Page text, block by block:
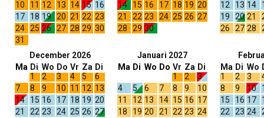
10
11 12 13 14 15 16
17
18 19 20 21 22 23
24 25 26 27 28 29 30
31
14
15 16 17 18 19 20
21
22 23 24 25 26 27
28
29 30
12
13 14
19
20 21
26
27 28
December 2026
Ma Di
1
Wo
2
Do
3
Vr
4
Za
5
Di
6
7
8 9 10 11 12 13
14
15 16 17 18 19 20
21
22 23 24 25 26 27
Januari 2027
Ma Di Wo Do Vr
1
Za
2
Di
3
4
5 6 7 8 9
10
11
12 13 14 15 16 17
18
19 20 21 22 23 24
Ma
1
Di
2
Wo
3
8
9 10
15
16 17
22
23 24